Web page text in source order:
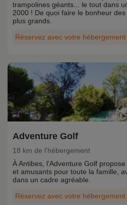
Réservez avec votre hébergement
trampolines géants... le tout dans
2000 ! De quoi faire le bonheur
plus grands.
Adventure Golf
Réservez avec votre hébergement
18 km de l'hébergement
À Antibes, l'Adventure Golf
et amusants pour toute la famille,
dans un cadre agréable.